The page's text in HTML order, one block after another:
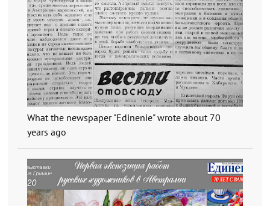
What the newspaper "Edinenie" wrote about 70
years ago